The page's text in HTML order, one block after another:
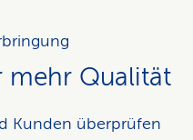
mehr Qualität
Kunden überprüfen